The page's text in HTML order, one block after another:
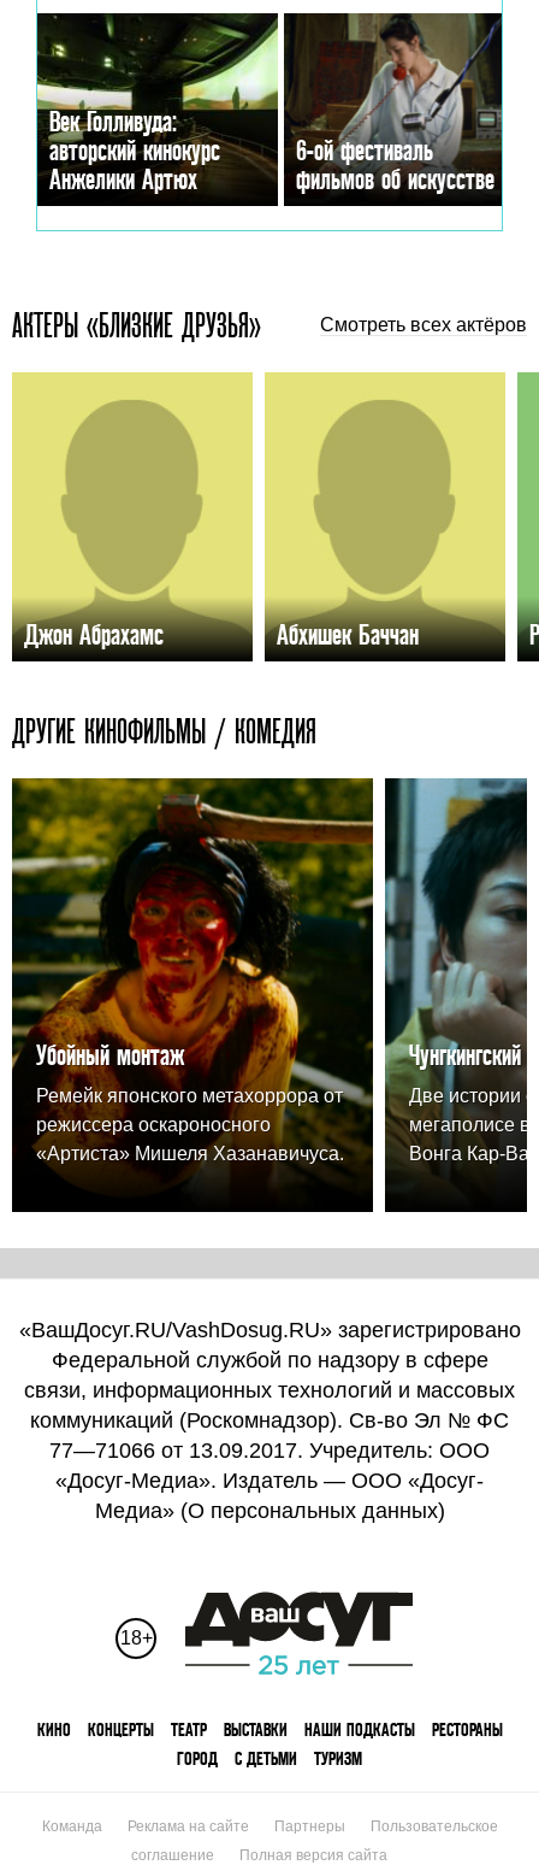
Век Голливуда:
авторский кинокурс
Анжелики Артюх
6-ой фестиваль
фильмов об искусстве
АКТЕРЫ «БЛИЗКИЕ ДРУЗЬЯ» Смотреть всех актёров
Джон Абрахамс Абхишек Баччан
ДРУГИЕ КИНОФИЛЬМЫ / КОМЕДИЯ
Убойный монтаж
Ремейк японского метахоррора от
режиссера оскароносного
«Артиста» Мишеля Хазанавичуса.
Чунгкингский
Две истории
мегаполисе в
Вонга Кар-
«ВашДосуг.RU/VashDosug.RU» зарегистрировано
Федеральной службой по надзору в сфере
связи, информационных технологий и массовых
коммуникаций (Роскомнадзор). Св-во Эл № ФС
77—71066 от 13.09.2017. Учредитель: ООО
«Досуг-Медиа». Издатель — ООО «Досуг-
Медиа» (О персональных данных)
18+
КИНО КОНЦЕРТЫ ТЕАТР ВЫСТАВКИ НАШИ ПОДКАСТЫ
РЕСТОРАНЫ
ГОРОД
С ДЕТЬМИ ТУРИЗМ
Команда Реклама на сайте Партнеры
Пользовательское
соглашение
Полная версия сайта